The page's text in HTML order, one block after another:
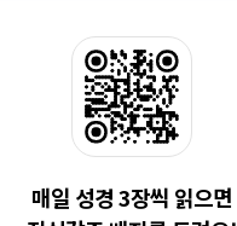
매일 성경 3장씩 읽으면